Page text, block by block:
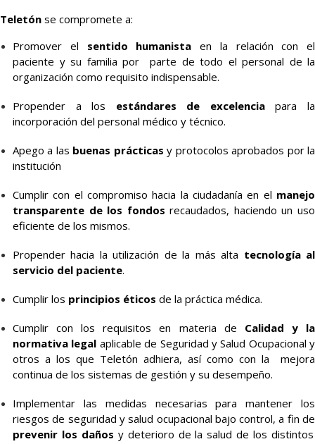
Teletón se compromete a:
Promover el sentido humanista en la relación con el
paciente y su familia por parte de todo el personal de la
organización como requisito indispensable.
Propender a los estándares de excelenciapara la
incorporación del personal médico y técnico.
Apego a las buenas prácticas y protocolos aprobados por la
institución
Cumplir con el compromiso hacia la ciudadanía en el manejo
transparente de los fondos recaudados, haciendo un uso
eficiente de los mismos.
Propender hacia la utilización de la más alta tecnología al
servicio del paciente.
Cumplir los principios éticos de la práctica médica.
Cumplir con los requisitos en materia de Calidad y la
normativa legal aplicable de Seguridad y Salud Ocupacional y
otros a los que Teletón adhiera, así como con la mejora
continua de los sistemas de gestión y su desempeño.
Implementar las medidas necesarias para mantener los
riesgos de seguridad y salud ocupacional bajo control, a fin de
prevenir los daños y deterioro de la salud de los distintos